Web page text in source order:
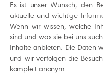
Es ist unser Wunsch, den
aktuelle und wichtige
Wenn wir wissen, welche
sind und was sie bei uns
Inhalte anbieten. Die Daten
und wir verfolgen die
komplett anonym.